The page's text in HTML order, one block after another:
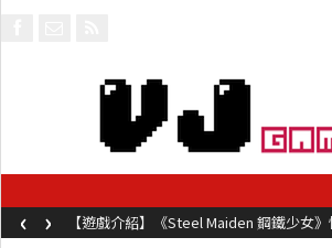
【遊戲介紹】《Steel Maiden 鋼鐵少女
兩鍵操作動作極致流暢試玩上架中
‹ ›